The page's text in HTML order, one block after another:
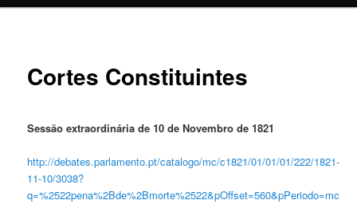
Cortes Constituintes
Sessão extraordinária de 10 de Novembro de 1821
http://debates.parlamento.pt/catalogo/mc/c1821/01/01/01/222/1821-
11-10/3038?
q=%2522pena%2Bde%2Bmorte%2522&pOffset=560&pPeriodo=mc